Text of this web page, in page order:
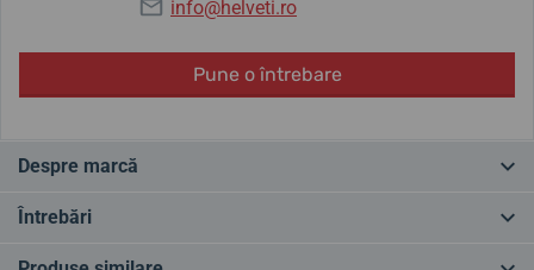
info@helveti.ro
Pune o întrebare
Despre marcă
Numele Luminox a fost creat prin combinarea cuvintelor Lumi
1989 și oferă ceasuri cu tehnologie unică LLT (iluminare
Întrebări